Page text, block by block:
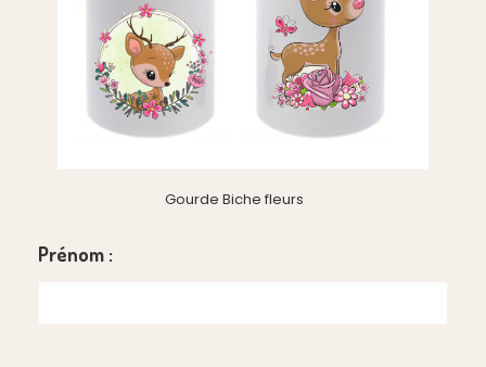
Gourde Biche fleurs
Prénom :